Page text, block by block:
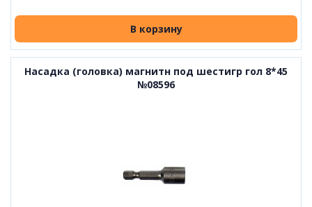
В корзину
Насадка (головка) магнитн под шестигр гол 8*45
№08596